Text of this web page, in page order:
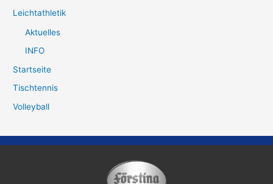
Leichtathletik
Aktuelles
INFO
Startseite
Tischtennis
Volleyball